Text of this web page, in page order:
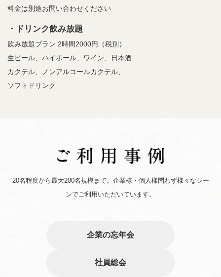
料金は別途お問い合わせください
・ドリンク飲み放題
飲み放題プラン 2時間2000円（税別）
生ビール、ハイボール、ワイン、日本酒
カクテル、ノンアルコールカクテル、
ソフトドリンク
20名程度から最大200名規模まで。企業様・個人様問わず様々なシー
ンでご利用いただいています。
企業の忘年会
社員総会